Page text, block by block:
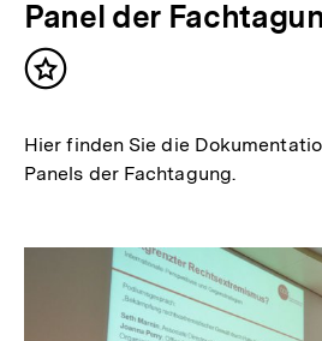
Panel der
Inhalt
Hier finden Sie die
Panels der Fachtagung.